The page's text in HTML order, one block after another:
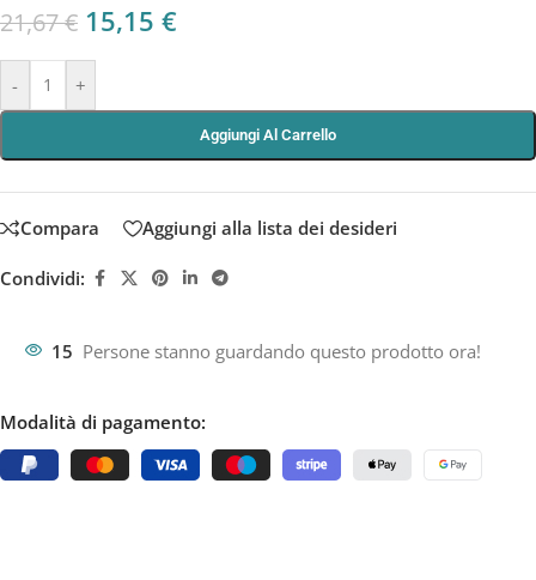
21,67€ 15,15 €
- +
Aggiungi Al Carrello
Compara Aggiungi alla lista dei desideri
Condividi:
15 Persone stanno guardando questo prodotto ora!
Modalità di pagamento: